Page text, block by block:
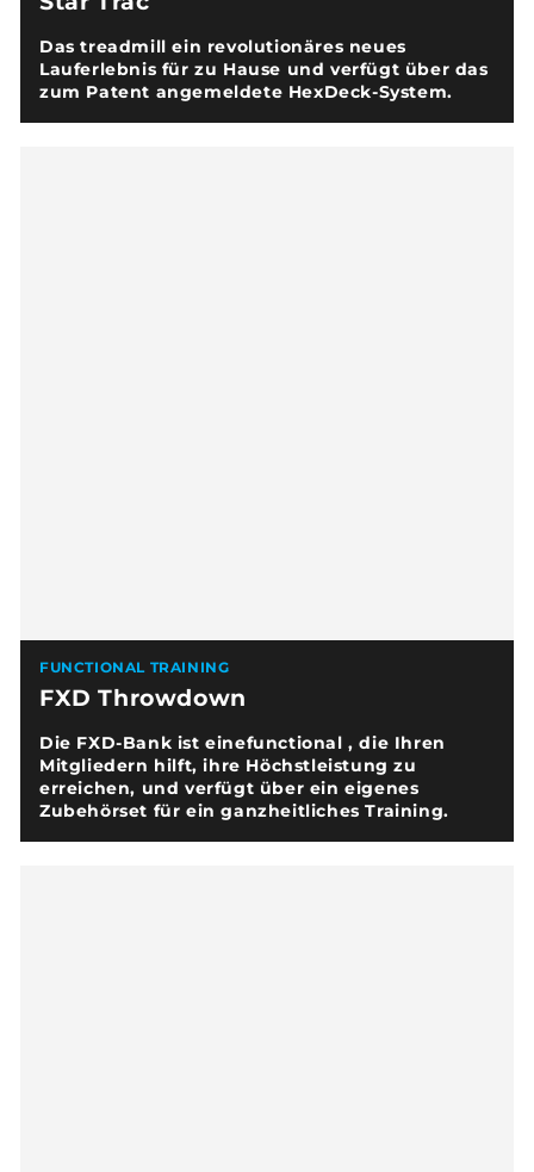
Das treadmill ein revolutionäres neues
Lauferlebnis für zu Hause und verfügt über das
zum Patent angemeldete HexDeck-System.
FUNCTIONAL TRAINING
FXD Throwdown
Die FXD-Bank ist einefunctional , die Ihren
Mitgliedern hilft, ihre Höchstleistung zu
erreichen, und verfügt über ein eigenes
Zubehörset für ein ganzheitliches Training.